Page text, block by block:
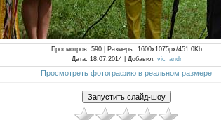
Просмотров: 590 | Размеры: 1600x1075px/451.0Kb
Дата: 18.07.2014 | Добавил: vic_andr
Просмотреть фотографию в реальном размере